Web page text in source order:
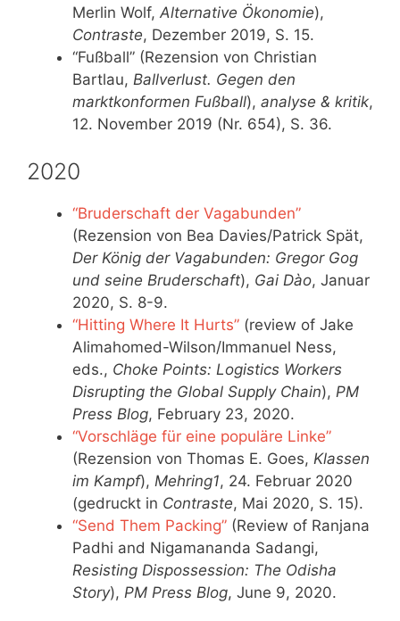
Merlin Wolf, Alternative Ökonomie),
Contraste, Dezember 2019, S. 15.
“Fußball” (Rezension von Christian
Bartlau, Ballverlust. Gegen den
marktkonformen Fußball), analyse & kritik,
12. November 2019 (Nr. 654), S. 36.
2020
“Bruderschaft der Vagabunden”
(Rezension von Bea Davies/Patrick Spät,
Der König der Vagabunden: Gregor Gog
und seine Bruderschaft), Gai Dào, Januar
2020, S. 8-9.
“Hitting Where It Hurts” (review of Jake
Alimahomed-Wilson/Immanuel Ness,
eds., Choke Points: Logistics Workers
Disrupting the Global Supply Chain), PM
Press Blog, February 23, 2020.
“Vorschläge für eine populäre Linke”
(Rezension von Thomas E. Goes, Klassen
im Kampf), Mehring1, 24. Februar 2020
(gedruckt in Contraste, Mai 2020, S. 15).
“Send Them Packing” (Review of Ranjana
Padhi and Nigamananda Sadangi,
Resisting Dispossession: The Odisha
Story), PM Press Blog, June 9, 2020.